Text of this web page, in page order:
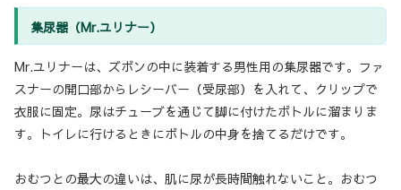
集尿器（Mr.ユリナー）
Mr.ユリナーは、ズボンの中に装着する男性用の集尿器です。ファ
スナーの開口部からレシーバー（受尿部）を入れて、クリップで
衣服に固定。尿はチューブを通じて脚に付けたボトルに溜まりま
す。トイレに行けるときにボトルの中身を捨てるだけです。
おむつとの最大の違いは、肌に尿が長時間触れないこと。おむつ